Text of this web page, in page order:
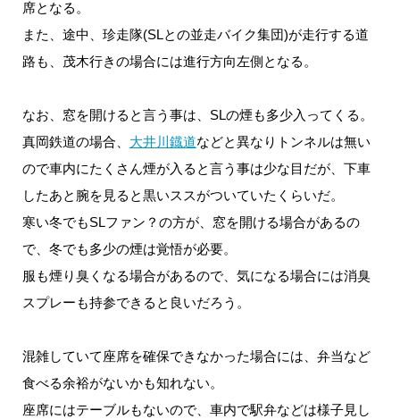
席となる。
また、途中、珍走隊(SLとの並走バイク集団)が走行する道
路も、茂木行きの場合には進行方向左側となる。
なお、窓を開けると言う事は、SLの煙も多少入ってくる。
真岡鉄道の場合、 大井川鐡道などと異なりトンネルは無い
ので車内にたくさん煙が入ると言う事は少な目だが、下車
したあと腕を見ると黒いススがついていたくらいだ。
寒い冬でもSLファン？の方が、窓を開ける場合があるの
で、冬でも多少の煙は覚悟が必要。
服も煙り臭くなる場合があるので、気になる場合には消臭
スプレーも持参できると良いだろう。
混雑していて座席を確保できなかった場合には、弁当など
食べる余裕がないかも知れない。
座席にはテーブルもないので、車内で駅弁などは様子見し